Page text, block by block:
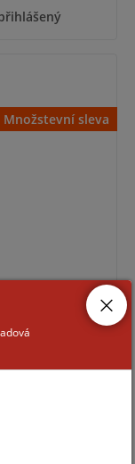
Množstevní sleva